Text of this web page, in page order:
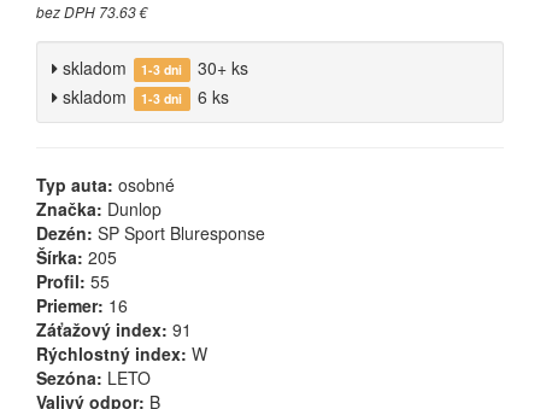
bez DPH 73.63 €
skladom 1-3 dni
30+ ks
skladom
1-3 dni 6 ks
Typ auta: osobné
Značka: Dunlop
Dezén: SP Sport Bluresponse
Šírka: 205
Profil: 55
Priemer: 16
Záťažový index: 91
Rýchlostný index: W
Sezóna: LETO
Valivý odpor: B